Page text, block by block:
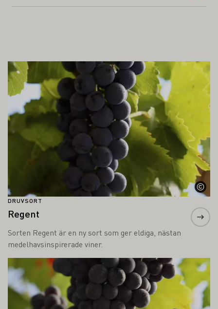
INTRESSERA DIG
DRUVSORT
Regent
Sorten Regent är en ny sort som ger eldiga, nästan
medelhavsinspirerade viner.
Läs mer om detta
Läs mer om detta